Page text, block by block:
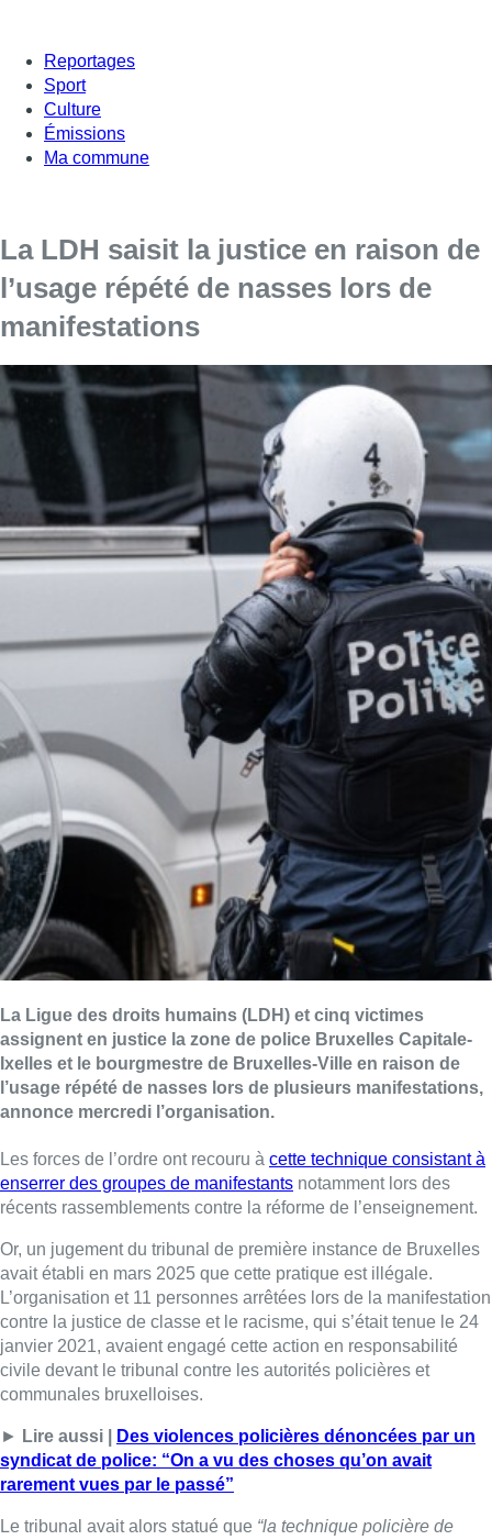
Reportages
Sport
Culture
Émissions
Ma commune
La LDH saisit la justice en raison de
l’usage répété de nasses lors de
manifestations
La Ligue des droits humains (LDH) et cinq victimes
assignent en justice la zone de police Bruxelles Capitale-
Ixelles et le bourgmestre de Bruxelles-Ville en raison de
l’usage répété de nasses lors de plusieurs manifestations,
annonce mercredi l’organisation.
Les forces de l’ordre ont recouru à cette technique consistant à
enserrer des groupes de manifestants notamment lors des
récents rassemblements contre la réforme de l’enseignement.
Or, un jugement du tribunal de première instance de Bruxelles
avait établi en mars 2025 que cette pratique est illégale.
L’organisation et 11 personnes arrêtées lors de la manifestation
contre la justice de classe et le racisme, qui s’était tenue le 24
janvier 2021, avaient engagé cette action en responsabilité
civile devant le tribunal contre les autorités policières et
communales bruxelloises.
► Lire aussi |
Des violences policières dénoncées par un
syndicat de police: “On a vu des choses qu’on avait
rarement vues par le passé”
Le tribunal avait alors statué que “la technique policière de